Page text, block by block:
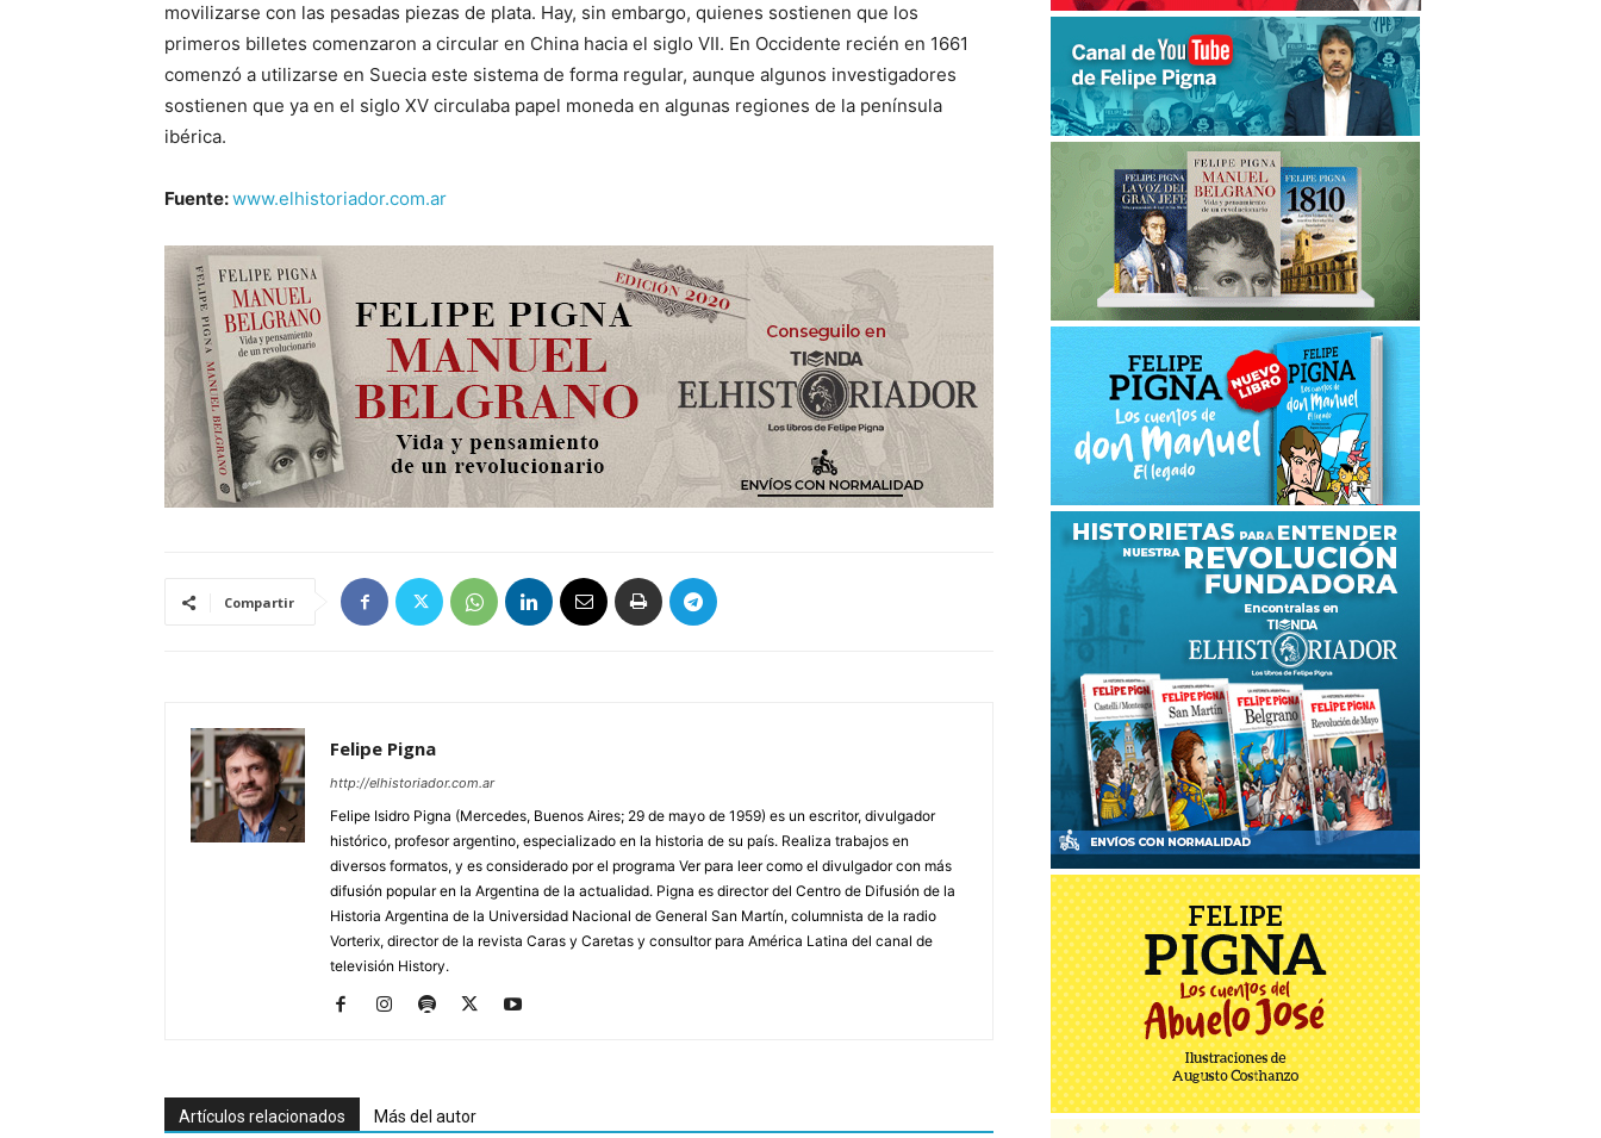
movilizarse con las pesadas piezas de plata. Hay, sin embargo, quienes sostienen que los
primeros billetes comenzaron a circular en China hacia el siglo VII. En Occidente recién en 1661
comenzó a utilizarse en Suecia este sistema de forma regular, aunque algunos investigadores
sostienen que ya en el siglo XV circulaba papel moneda en algunas regiones de la península
ibérica.
Fuente:www.elhistoriador.com.ar
Compartir
Felipe Pigna
http://elhistoriador.com.ar
Felipe Isidro Pigna (Mercedes, Buenos Aires; 29 de mayo de 1959) es un escritor, divulgador
histórico, profesor argentino, especializado en la historia de su país. Realiza trabajos en
diversos formatos, y es considerado por el programa Ver para leer como el divulgador con más
difusión popular en la Argentina de la actualidad. Pigna es director del Centro de Difusión de la
Historia Argentina de la Universidad Nacional de General San Martín, columnista de la radio
Vorterix, director de la revista Caras y Caretas y consultor para América Latina del canal de
televisión History.
Artículos relacionados Más del autor